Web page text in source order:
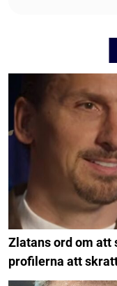
Zlatans ord om att
profilerna att